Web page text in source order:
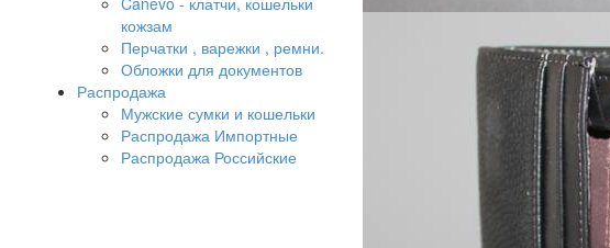
кожзам
Перчатки , варежки , ремни.
Обложки для документов
Распродажа
Мужские сумки и кошельки
Распродажа Импортные
Распродажа Российские